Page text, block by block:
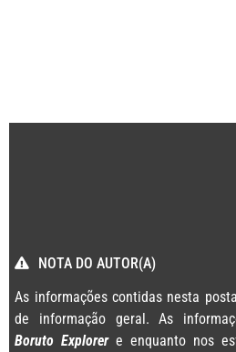
NOTA DO AUTOR(A)
As informações contidas nesta
de informação geral. As
Boruto Explorere enquanto nos